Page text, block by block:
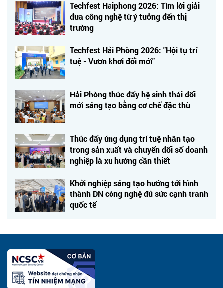
Techfest Haiphong 2026: Tìm lời giải
đưa công nghệ từ ý tưởng đến thị
trường
Techfest Hải Phòng 2026: "Hội tụ trí
tuệ - Vươn khơi đổi mới"
Hải Phòng thúc đẩy hệ sinh thái đổi
mới sáng tạo bằng cơ chế đặc thù
Thúc đẩy ứng dụng trí tuệ nhân tạo
trong sản xuất và chuyển đổi số doanh
nghiệp là xu hướng cần thiết
Khởi nghiệp sáng tạo hướng tới hình
thành DN công nghệ đủ sức cạnh tranh
quốc tế